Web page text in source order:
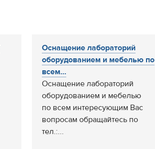
Оснащение лабораторий
оборудованием и мебелью по
всем...
Оснащение лабораторий
оборудованием и мебелью
по всем интересующим Вас
вопросам обращайтесь по
тел.:...